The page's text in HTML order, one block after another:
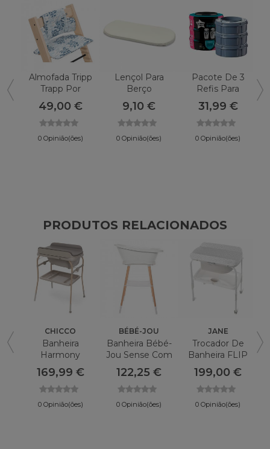
Almofada Tripp
Trapp Por
Stokke
49,00 €
0 Opinião(ões)
Lençol Para
Berço
CAMBRASS
9,10 €
0 Opinião(ões)
Pacote De 3
Refis Para
Recipiente De
Fraldas
Sangenic
31,99 €
0 Opinião(ões)
PRODUTOS RELACIONADOS
CHICCO
Banheira
Harmony
CHICCO Soft
Bubble
169,99 €
0 Opinião(ões)
BÉBÉ-JOU
Banheira Bébé-
Jou Sense Com
Suporte
122,25 €
0 Opinião(ões)
JANE
Trocador De
Banheira FLIP
By JANE
199,00 €
0 Opinião(ões)